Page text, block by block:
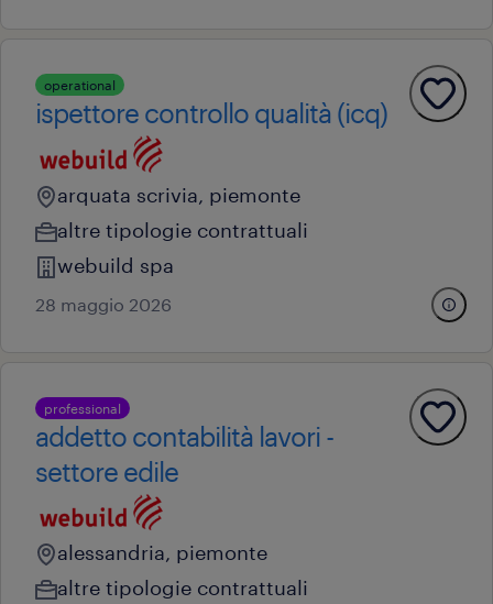
operational
ispettore controllo qualità (icq)
arquata scrivia, piemonte
altre tipologie contrattuali
webuild spa
28 maggio 2026
professional
addetto contabilità lavori -
settore edile
alessandria, piemonte
altre tipologie contrattuali